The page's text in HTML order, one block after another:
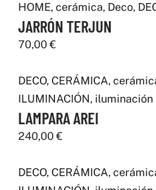
HOME, cerámica, Deco,
JARRÓN TERJUN
70,00€
DECO, CERÁMICA,
ILUMINACIÓN, iluminación
LAMPARA AREI
240,00€
DECO, CERÁMICA,